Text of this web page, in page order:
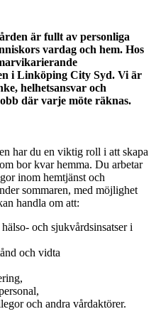
är fullt av personliga
vardag och hem. Hos
i Linköping City Syd. Vi är
helhetsansvar och
där varje möte räknas.
har du en viktig roll i att skapa
bor kvar hemma. Du arbetar
inom hemtjänst och
sommaren, med möjlighet
handla om att:
och sjukvårdsinsatser i
och vidta
och andra vårdaktörer.